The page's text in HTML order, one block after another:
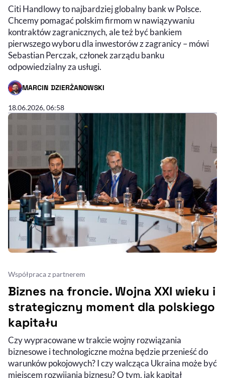
Citi Handlowy to najbardziej globalny bank w Polsce.
Chcemy pomagać polskim firmom w nawiązywaniu
kontraktów zagranicznych, ale też być bankiem
pierwszego wyboru dla inwestorów z zagranicy – mówi
Sebastian Perczak, członek zarządu banku
odpowiedzialny za usługi.
MARCIN DZIERŻANOWSKI
- AUTOR ARTYKUŁU - PROFIL
18.06.2026, 06:58
Współpraca z partnerem
Biznes na froncie. Wojna XXI wieku i
strategiczny moment dla polskiego
kapitału
Czy wypracowane w trakcie wojny rozwiązania
biznesowe i technologiczne można będzie przenieść do
warunków pokojowych? I czy walcząca Ukraina może być
miejscem rozwijania biznesu? O tym, jak kapitał